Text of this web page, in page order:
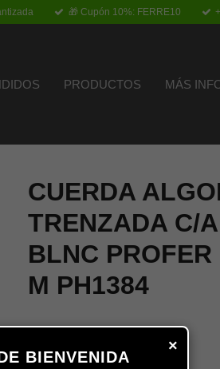
🎁 Cupón 10%: FERRE10
PRODUCTOS MÁS
CUERDA
TRENZADA C/
BLNC PROFER
M PH1384
18,65 €
×
BIENVENIDA